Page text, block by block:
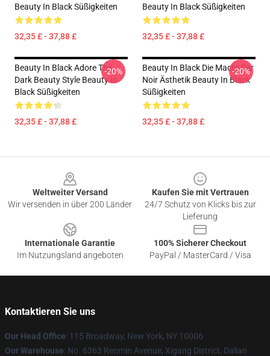
Beauty In Black Süßigkeiten
32,35 £ - 37,88 £
Beauty In Black Süßigkeiten
32,35 £ - 37,88 £
Beauty In Black Adore The
Dark Beauty Style Beauty In
Black Süßigkeiten
32,35 £ - 37,88 £
-20%
Beauty In Black Die Macht Der
Noir Ästhetik Beauty In Black
Süßigkeiten
32,35 £ - 37,88 £
-20%
Weltweiter Versand
Wir versenden in über 200 Länder
Kaufen Sie mit Vertrauen
24/7 Schutz von Klicks bis zur
Lieferung
Internationale Garantie
Im Nutzungsland angeboten
100% Sicherer Checkout
PayPal / MasterCard / Visa
Kontaktieren Sie uns
Our Head Office: 115 Broadway, New York, NY 10006
Our Warehouse: No. 6363 Renmin Avenue, Xigang District, Dalian